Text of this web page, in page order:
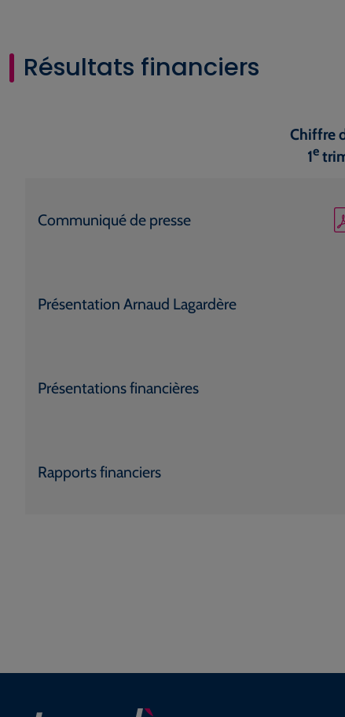
Résultats financiers
Chiffre
1e
Communiqué de presse
Présentation Arnaud Lagardère
Présentations financières
Rapports financiers